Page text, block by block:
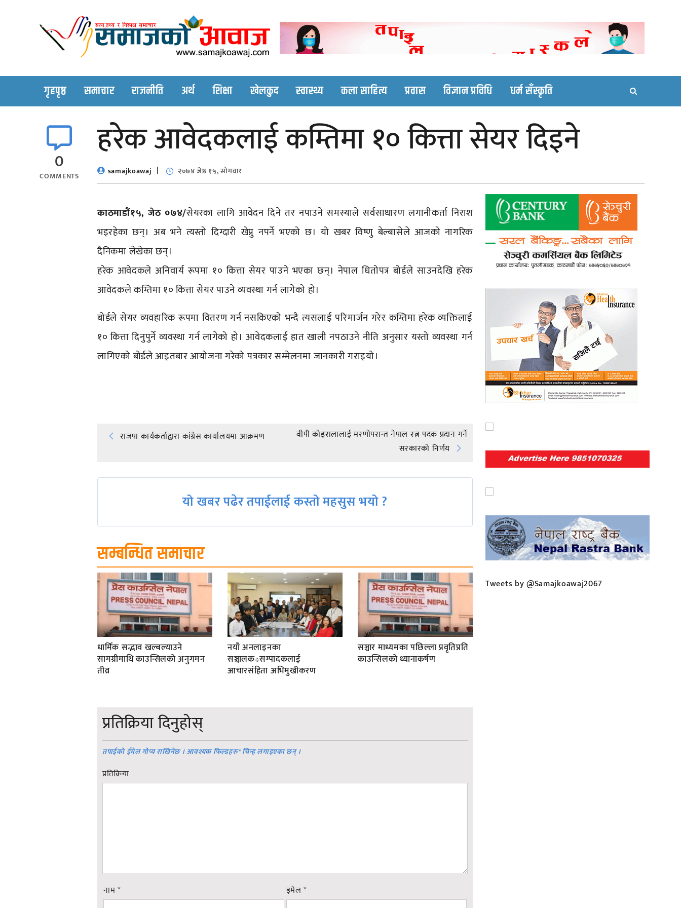
Nepali online news portal site
Nepali online news portal site
गृहपृष्ठ समाचार राजनीति अर्थ शिक्षा खेलकुद स्वास्थ्य कला साहित्य प्रवास विज्ञान प्रविधि धर्म सँस्कृति
0
COMMENTS
हरेक आवेदकलाई कम्तिमा १० कित्ता सेयर दिइने
samajkoawaj २०७४ जेष्ठ १५, सोमवार
काठमाडौं१५, जेठ ०७४/सेयरका लागि आवेदन दिने तर नपाउने समस्याले सर्वसाधारण लगानीकर्ता निराश
भइरहेका छन्। अब भने त्यस्तो दिग्दारी खेप्नु नपर्ने भएको छ। यो खबर विष्णु बेल्बासेले आजको नागरिक
दैनिकमा लेखेका छन्।
हरेक आवेदकले अनिवार्य रूपमा १० कित्ता सेयर पाउने भएका छन्। नेपाल धितोपत्र बोर्डले साउनदेखि हरेक
आवेदकले कम्तिमा १० कित्ता सेयर पाउने व्यवस्था गर्न लागेको हो।
बोर्डले सेयर व्यवहारिक रूपमा वितरण गर्न नसकिएको भन्दै त्यसलाई परिमार्जन गरेर कम्तिमा हरेक व्यक्तिलाई
१० कित्ता दिनुपुर्ने व्यवस्था गर्न लागेको हो। आवेदकलाई हात खाली नपठाउने नीति अनुसार यस्तो व्यवस्था गर्न
लागिएको बोर्डले आइतबार आयोजना गरेको पत्रकार सम्मेलनमा जानकारी गराइयो।
Post
navigation
राजपा कार्यकर्ताद्वारा कांग्रेस कार्यालयमा आक्रमण
वीपी कोइरालालाई मरणोपरान्त नेपाल रत्न पदक प्रदान गर्ने
सरकारको निर्णय
यो खबर पढेर तपाईलाई कस्तो महसुस भयो ?
सम्बन्धित समाचार
धार्मिक सद्भाव खल्बल्याउने
सामग्रीमाथि काउन्सिलको अनुगमन
तीव्र
नयाँ अनलाइनका
सञ्चालक÷सम्पादकलाई
आचारसंहिता अभिमुखीकरण
सञ्चार माध्यमका पछिल्ला प्रवृतिप्रति
काउन्सिलको ध्यानाकर्षण
प्रतिक्रिया दिनुहोस्
तपाईको ईमेल गोप्य राखिनेछ । आवश्यक फिल्डहरु*चिन्ह लगाइएका छन् ।
प्रतिक्रिया
नाम* इमेल*
Tweets by @Samajkoawaj2067